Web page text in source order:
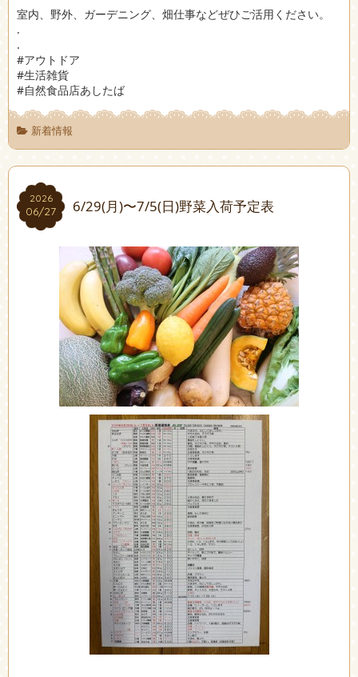
室内、野外、ガーデニング、畑仕事などぜひご活用ください。
.
.
#アウトドア
#生活雑貨
#自然食品店あしたば
新着情報
2026
06/27
2026
06/27 6/29(月)〜7/5(日)野菜入荷予定表